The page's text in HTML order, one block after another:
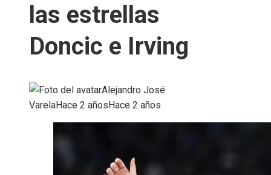
las estrellas
Doncic e Irving
Alejandro José
VarelaHace 2 años Hace 2 años